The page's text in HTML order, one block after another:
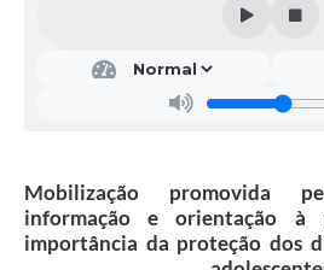
Mobilização promovida
informação e orientação à
importância da proteção dos